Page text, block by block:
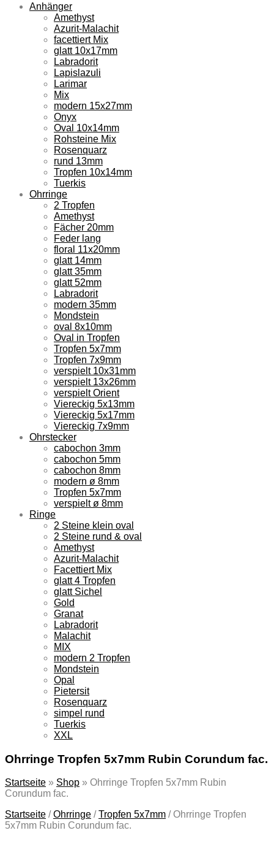
Anhänger
Amethyst
Azurit-Malachit
facettiert Mix
glatt 10x17mm
Labradorit
Lapislazuli
Larimar
Mix
modern 15x27mm
Onyx
Oval 10x14mm
Rohsteine Mix
Rosenquarz
rund 13mm
Tropfen 10x14mm
Tuerkis
Ohrringe
2 Tropfen
Amethyst
Fächer 20mm
Feder lang
floral 11x20mm
glatt 14mm
glatt 35mm
glatt 52mm
Labradorit
modern 35mm
Mondstein
oval 8x10mm
Oval in Tropfen
Tropfen 5x7mm
Tropfen 7x9mm
verspielt 10x31mm
verspielt 13x26mm
verspielt Orient
Viereckig 5x13mm
Viereckig 5x17mm
Viereckig 7x9mm
Ohrstecker
cabochon 3mm
cabochon 5mm
cabochon 8mm
modern ø 8mm
Tropfen 5x7mm
verspielt ø 8mm
Ringe
2 Steine klein oval
2 Steine rund & oval
Amethyst
Azurit-Malachit
Facettiert Mix
glatt 4 Tropfen
glatt Sichel
Gold
Granat
Labradorit
Malachit
MIX
modern 2 Tropfen
Mondstein
Opal
Pietersit
Rosenquarz
simpel rund
Tuerkis
XXL
Ohrringe Tropfen 5x7mm Rubin Corundum fac.
Startseite » Shop » Ohrringe Tropfen 5x7mm Rubin
Corundum fac.
Startseite /Ohrringe /Tropfen 5x7mm /Ohrringe Tropfen
5x7mm Rubin Corundum fac.